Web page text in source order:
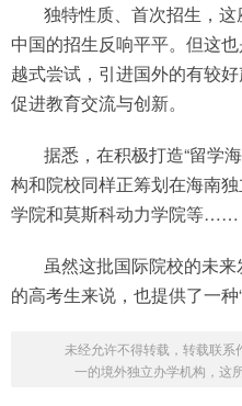
独特性质、首次招生，
中国的招生反响平平。但这
越式尝试，引进国外的有较
促进教育交流与创新。
据悉，在积极打造“留学
构和院校同样正筹划在海南
学院和莫斯科动力学院等……
虽然这批国际院校的未
的高考生来说，也提供了一种
未经允许不得转载，转载联系
一的境外独立办学机构，这